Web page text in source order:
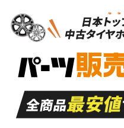
S
品）
A
走行距離も少なく、
目立つ傷もほとんど
ない中古品